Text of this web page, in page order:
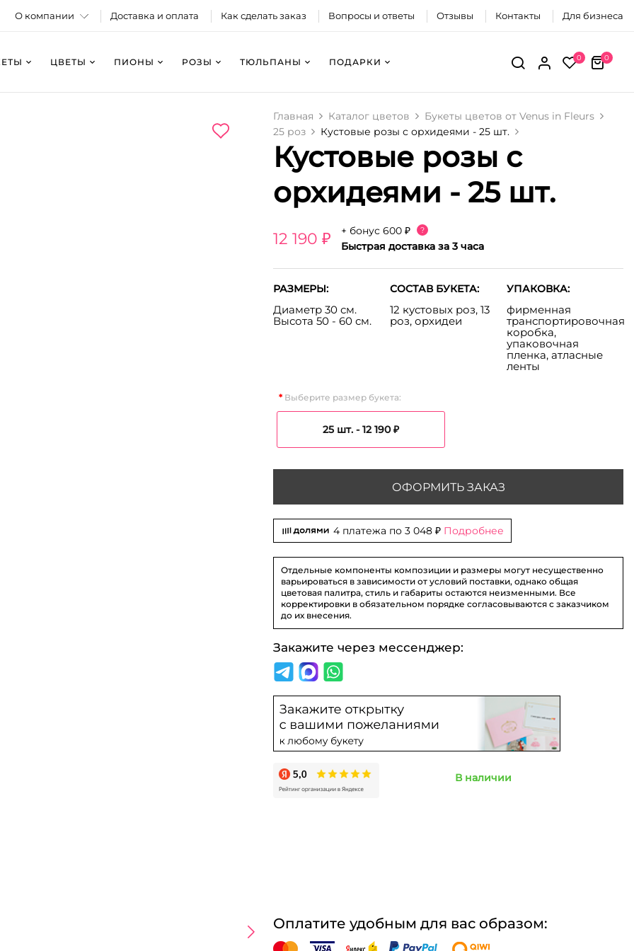
О компании Доставка и оплата Как сделать заказ Вопросы и ответы Отзывы Контакты Для бизнеса
ЦВЕТЫ ПИОНЫ РОЗЫ ТЮЛЬПАНЫ ПОДАРКИ 0 0
На фото 25 шт. - 12 190 ₽
Главная Каталог цветов
Букеты цветов от Venus in Fleurs
25 роз
Кустовые розы с орхидеями - 25 шт.
Кустовые розы с
орхидеями - 25 шт.
12 190 ₽ + бонус600 ₽ ?
Быстрая доставка за 3 часа
РАЗМЕРЫ:
Диаметр 30 см.
Высота 50 - 60 см.
СОСТАВ БУКЕТА:
12 кустовых роз, 13
роз, орхидеи
УПАКОВКА:
фирменная
транспортировочная
коробка,
упаковочная
пленка, атласные
ленты
Выберите размер букета:
25 шт. -12 190 ₽
ОФОРМИТЬ ЗАКАЗ
4 платежа по3 048 ₽ Подробнее
Отдельные компоненты композиции и размеры могут несущественно
варьироваться в зависимости от условий поставки, однако общая
цветовая палитра, стиль и габариты остаются неизменными. Все
корректировки в обязательном порядке согласовываются с заказчиком
до их внесения.
Закажите через мессенджер:
В наличии
Оплатите удобным для вас образом: